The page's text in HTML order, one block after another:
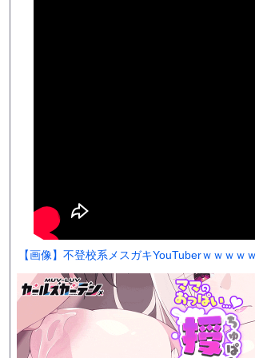
【画像】不登校系メスガキYouTuberｗｗｗｗ